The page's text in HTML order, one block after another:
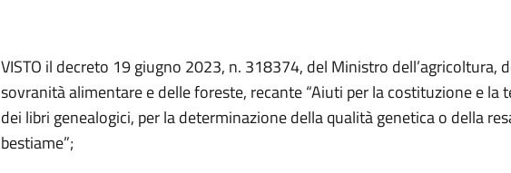
VISTO il decreto 19 giugno 2023, n. 318374, del Ministro dell’agricoltura,
sovranità alimentare e delle foreste, recante “Aiuti per la costituzione e la
dei libri genealogici, per la determinazione della qualità genetica o della
bestiame”;